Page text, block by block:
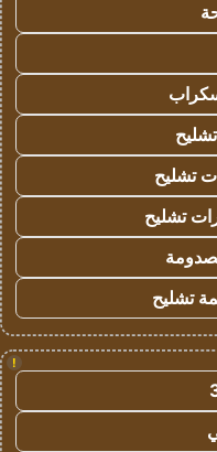
تشليح
تشليح
تشليح
!